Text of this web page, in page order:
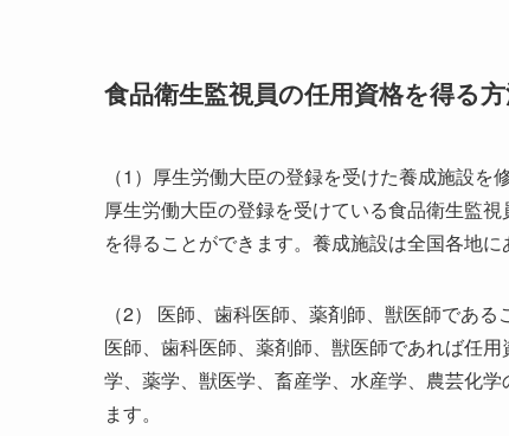
食品衛生監視員の任用資格を得る
（1）厚生労働大臣の登録を受けた養成施設を
厚生労働大臣の登録を受けている食品衛生監
を得ることができます。養成施設は全国各地に
（2） 医師、歯科医師、薬剤師、獣医師である
医師、歯科医師、薬剤師、獣医師であれば任
学、薬学、獣医学、畜産学、水産学、農芸化
ます。